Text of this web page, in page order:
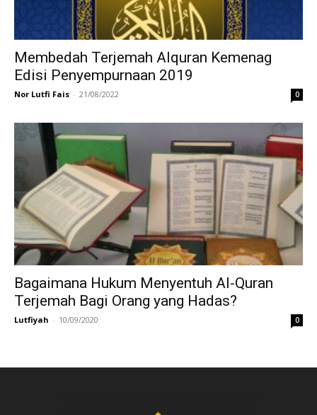
Membedah Terjemah Alquran Kemenag
Edisi Penyempurnaan 2019
Nor Lutfi Fais - 21/08/2022 0
Bagaimana Hukum Menyentuh Al-Quran
Terjemah Bagi Orang yang Hadas?
Lutfiyah - 10/09/2020 0